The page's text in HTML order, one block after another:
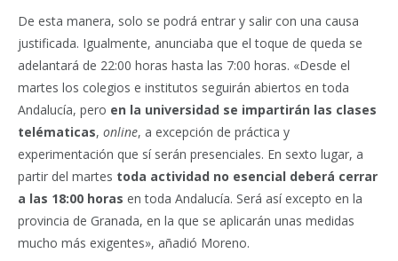
De esta manera, solo se podrá entrar y salir con una causa
justificada. Igualmente, anunciaba que el toque de queda se
adelantará de 22:00 horas hasta las 7:00 horas. «Desde el
martes los colegios e institutos seguirán abiertos en toda
Andalucía, pero en la universidad se impartirán las clases
telématicas, online, a excepción de práctica y
experimentación que sí serán presenciales. En sexto lugar, a
partir del martes toda actividad no esencial deberá cerrar
a las 18:00 horas en toda Andalucía. Será así excepto en la
provincia de Granada, en la que se aplicarán unas medidas
mucho más exigentes», añadió Moreno.